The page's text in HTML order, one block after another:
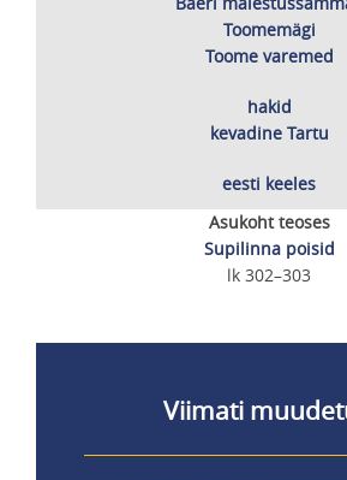
Toomemägi
Toome varemed
hakid
kevadine Tartu
eesti keeles
Asukoht teoses
Supilinna poisid
lk 302–303
Viimati